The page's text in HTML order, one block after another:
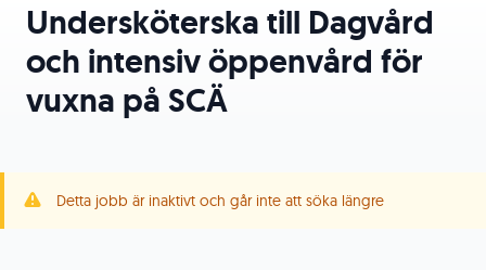
Undersköterska till Dagvård
och intensiv öppenvård för
vuxna på SCÄ
Detta jobb är inaktivt och går inte att söka längre